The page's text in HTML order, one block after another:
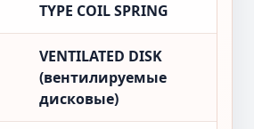
TYPE COIL SPRING
VENTILATED DISK
(вентилируемые
дисковые)